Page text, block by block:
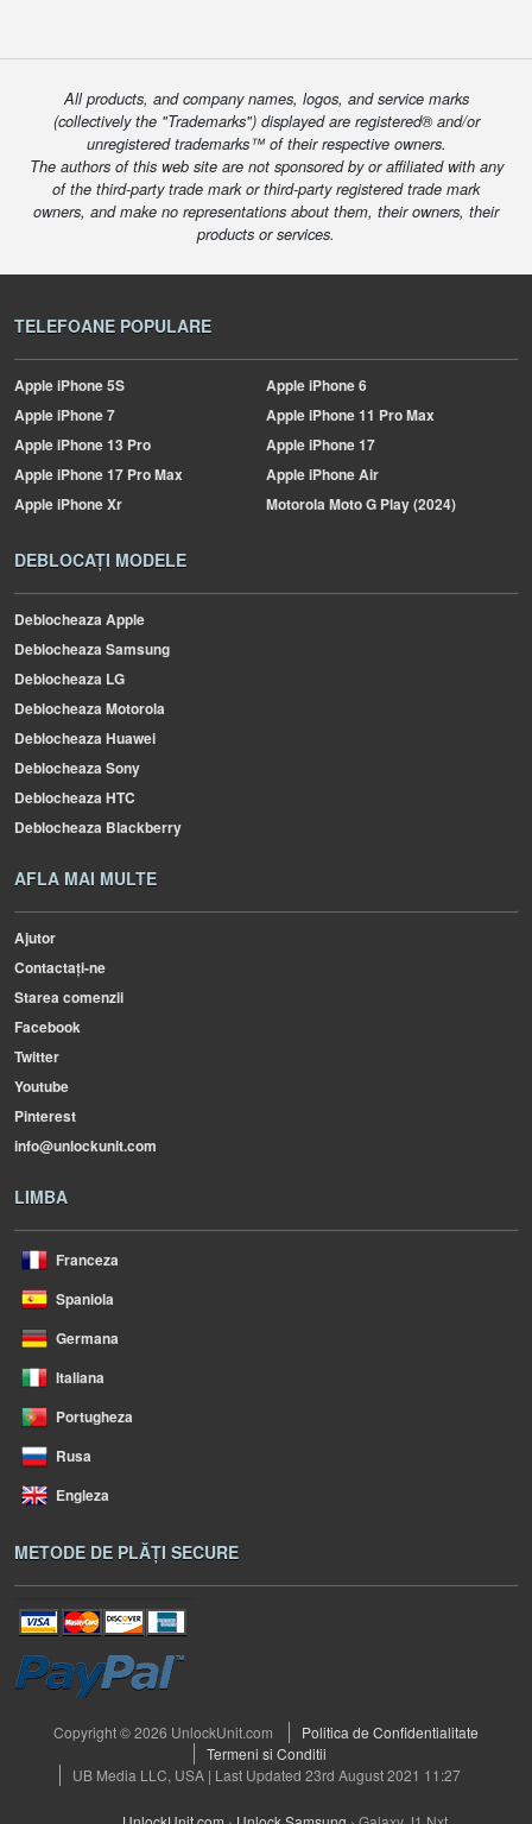
All products, and company names, logos, and service marks
(collectively the "Trademarks") displayed are registered® and/or
unregistered trademarks™ of their respective owners.
The authors of this web site are not sponsored by or affiliated with any
of the third-party trade mark or third-party registered trade mark
owners, and make no representations about them, their owners, their
products or services.
TELEFOANE POPULARE
AppleiPhone 5S AppleiPhone 6
AppleiPhone 7 AppleiPhone 11 Pro Max
AppleiPhone 13 Pro AppleiPhone 17
AppleiPhone 17 Pro Max AppleiPhone Air
AppleiPhone Xr MotorolaMoto G Play (2024)
DEBLOCAȚI MODELE
Deblocheaza Apple
Deblocheaza Samsung
Deblocheaza LG
Deblocheaza Motorola
Deblocheaza Huawei
Deblocheaza Sony
Deblocheaza HTC
Deblocheaza Blackberry
AFLA MAI MULTE
Ajutor
Contactați-ne
Starea comenzii
Facebook
Twitter
Youtube
Pinterest
info@unlockunit.com
LIMBA
Franceza
Spaniola
Germana
Italiana
Portugheza
Rusa
Engleza
METODE DE PLĂȚI SECURE
Copyright © 2026 UnlockUnit.com
Politica de Confidentialitate
Termeni si Conditii
UB Media LLC, USA | Last Updated 23rd August 2021 11:27